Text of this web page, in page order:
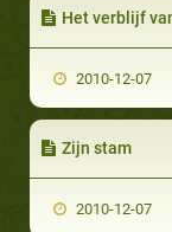
Het verblijf
2010-12-07
Zijn stam
2010-12-07